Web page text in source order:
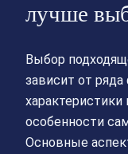
лучше
Выбор
зависит от
характеристики
особенности
Основные